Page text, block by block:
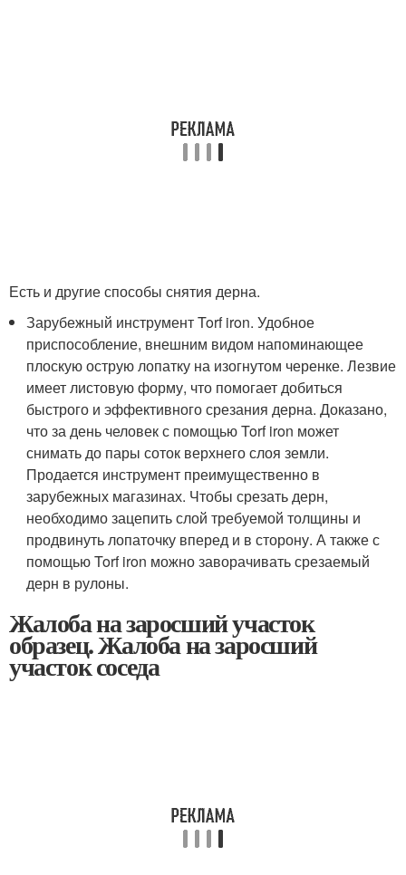
Есть и другие способы снятия дерна.
Зарубежный инструмент Torf iron. Удобное
приспособление, внешним видом напоминающее
плоскую острую лопатку на изогнутом черенке. Лезвие
имеет листовую форму, что помогает добиться
быстрого и эффективного срезания дерна. Доказано,
что за день человек с помощью Torf iron может
снимать до пары соток верхнего слоя земли.
Продается инструмент преимущественно в
зарубежных магазинах. Чтобы срезать дерн,
необходимо зацепить слой требуемой толщины и
продвинуть лопаточку вперед и в сторону. А также с
помощью Torf iron можно заворачивать срезаемый
дерн в рулоны.
Жалоба на заросший участок
образец. Жалоба на заросший
участок соседа